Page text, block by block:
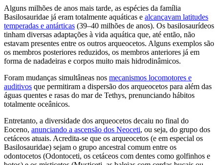
Alguns milhões de anos mais tarde, as espécies da família
Basilosauridae já eram totalmente aquáticas e alcançavam latitudes
temperadas e antárticas (39–40 milhões de anos). Os basilosaurídeos
tinham diversas adaptações à vida aquática que, até então, não
estavam presentes entre os outros arqueocetos. Alguns exemplos são
os membros posteriores reduzidos, os membros anteriores já em
forma de nadadeiras e corpos muito mais hidrodinâmicos.
Foram mudanças simultâneas nos mecanismos locomotores e
auditivos que permitiram a dispersão dos arqueocetos para além das
águas quentes e rasas do mar de Tethys, prenunciando hábitos
totalmente oceânicos.
Entretanto, a diversidade dos arqueocetos decaiu no final do
Eoceno, anunciando a ascensão dos Neoceti, ou seja, do grupo dos
cetáceos atuais. Acredita-se que os arqueocetos (e em especial os
Basilosauridae) sejam o grupo ancestral comum entre os
odontocetos (Odontoceti, os cetáceos com dentes como golfinhos e